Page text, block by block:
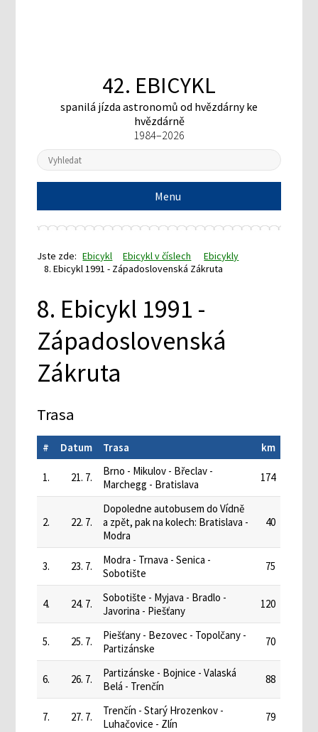
42. EBICYKL
spanilá jízda astronomů od hvězdárny ke
hvězdárně
1984–2026
Menu
Jste zde: Ebicykl Ebicykl v číslech
Ebicykly
8. Ebicykl 1991 - Západoslovenská Zákruta
8. Ebicykl 1991 -
Západoslovenská
Zákruta
Trasa
# Datum Trasa km
1. 21. 7.
Brno - Mikulov - Břeclav -
Marchegg - Bratislava
174
2. 22. 7.
Dopoledne autobusem do Vídně
a zpět, pak na kolech: Bratislava -
Modra
40
3. 23. 7.
Modra - Trnava - Senica -
Sobotište
75
4. 24. 7.
Sobotište - Myjava - Bradlo -
Javorina - Piešťany
120
5. 25. 7.
Piešťany - Bezovec - Topolčany -
Partizánske
70
6. 26. 7.
Partizánske - Bojnice - Valaská
Belá - Trenčín
88
7. 27. 7.
Trenčín - Starý Hrozenkov -
Luhačovice - Zlín
79